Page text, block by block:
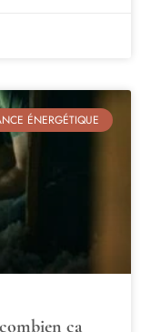
ÉNERGÉTIQUE
ça